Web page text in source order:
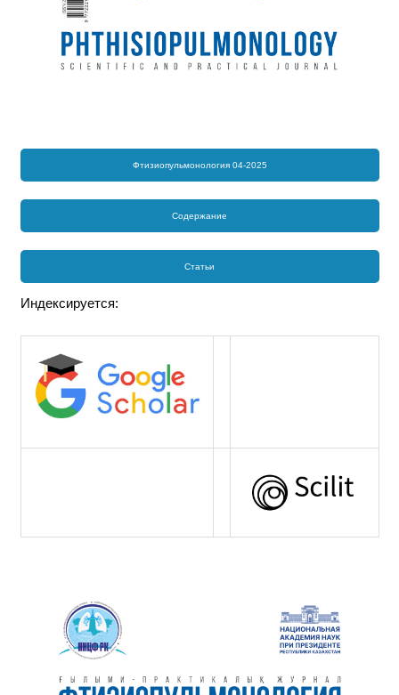
Фтизиопульмонология 04-2025
Содержание
Статьи
Индексируется: